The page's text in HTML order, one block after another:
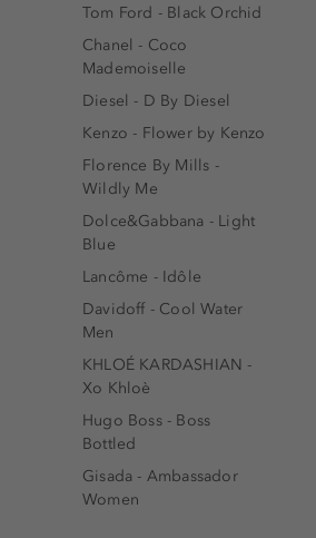
Tom Ford - Black Orchid
Chanel - Coco
Mademoiselle
Diesel - D By Diesel
Kenzo - Flower by Kenzo
Florence By Mills -
Wildly Me
Dolce&Gabbana - Light
Blue
Lancôme - Idôle
Davidoff - Cool Water
Men
KHLOÉ KARDASHIAN -
Xo Khloè
Hugo Boss - Boss
Bottled
Gisada - Ambassador
Women